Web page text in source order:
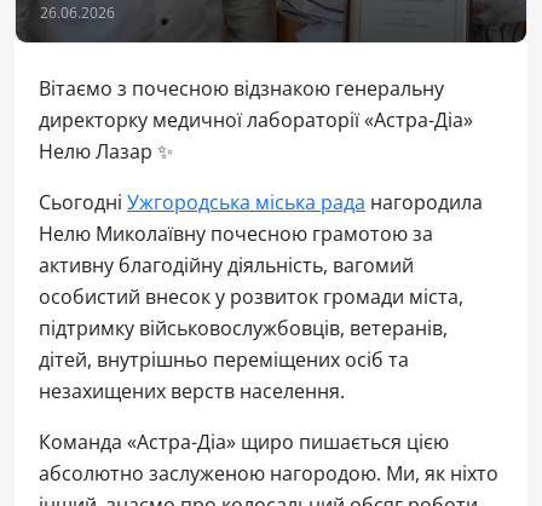
26.06.2026
Вітаємо з почесною відзнакою генеральну
директорку медичної лабораторії «Астра-Діа»
Нелю Лазар ✨
Сьогодні Ужгородська міська рада нагородила
Нелю Миколаївну почесною грамотою за
активну благодійну діяльність, вагомий
особистий внесок у розвиток громади міста,
підтримку військовослужбовців, ветеранів,
дітей, внутрішньо переміщених осіб та
незахищених верств населення.
Команда «Астра-Діа» щиро пишається цією
абсолютно заслуженою нагородою. Ми, як ніхто